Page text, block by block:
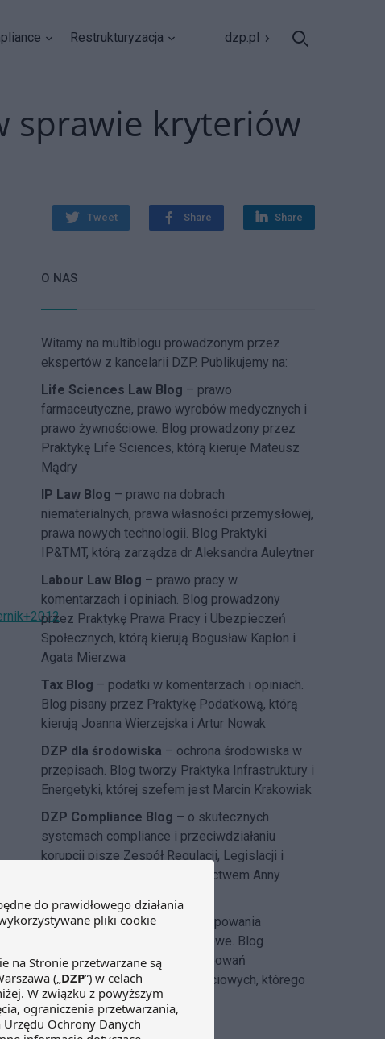
Restrukturyzacja dzp.pl
sprawie kryteriów
Tweet Share Share
.
O NAS
Witamy na multiblogu prowadzonym przez
ekspertów z kancelarii DZP. Publikujemy na:
Life Sciences Law Blog – prawo
farmaceutyczne, prawo wyrobów medycznych i
prawo żywnościowe. Blog prowadzony przez
Praktykę Life Sciences, którą kieruje Mateusz
Mądry
IP Law Blog – prawo na dobrach
niematerialnych, prawa własności przemysłowej,
prawa nowych technologii. Blog Praktyki
IP&TMT, którą zarządza dr Aleksandra Auleytner
Labour Law Blog – prawo pracy w
komentarzach i opiniach. Blog prowadzony
przez Praktykę Prawa Pracy i Ubezpieczeń
Społecznych, którą kierują Bogusław Kapłon i
Agata Mierzwa
Tax Blog – podatki w komentarzach i opiniach.
Blog pisany przez Praktykę Podatkową, którą
kierują Joanna Wierzejska i Artur Nowak
DZP dla środowiska – ochrona środowiska w
przepisach. Blog tworzy Praktyka Infrastruktury i
Energetyki, której szefem jest Marcin Krakowiak
DZP Compliance Blog – o skutecznych
systemach compliance i przeciwdziałaniu
korupcji pisze Zespół Regulacji, Legislacji i
pod kierownictwem Anny
Insolvency Law Blog
postępowania
restrukturyzacyjne i upadłościowe. Blog
tworzony przez zespół postępowań
restrukturyzacyjnych i upadłościowych, którego
szefem jest Michał Cecerko.